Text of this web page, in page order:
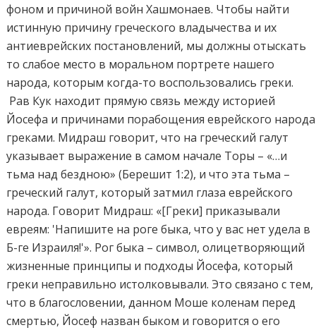
фоном и причиной войн Хашмонаев. Чтобы найти
истинную причину греческого владычества и их
антиеврейских постановлений, мы должны отыскать
то слабое место в моральном портрете нашего
народа, которым когда-то воспользовались греки.
Рав Кук находит прямую связь между историей
Йосефа и причинами порабощения еврейского народа
греками. Мидраш говорит, что на греческий галут
указывает выражение в самом начале Торы – «…и
тьма над бездною» (Берешит 1:2), и что эта тьма –
греческий галут, который затмил глаза еврейского
народа. Говорит Мидраш: «[Греки] приказывали
евреям: 'Напишите на роге быка, что у вас нет удела в
Б-гe Израиля!'». Рог быка – символ, олицетворяющий
жизненные принципы и подходы Йосефа, который
греки неправильно истолковывали. Это связано с тем,
что в благословении, данном Моше коленам перед
смертью, Йосеф назван быком и говорится о его